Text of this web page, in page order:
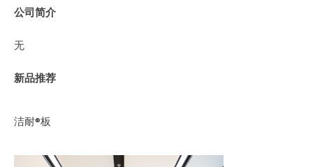
公司简介
无
新品推荐
洁耐®板